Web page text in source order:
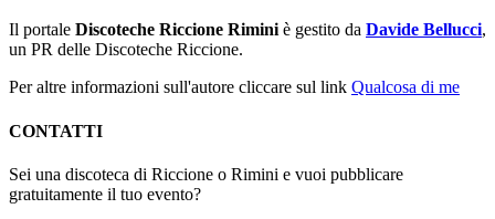
Il portale Discoteche Riccione Rimini è gestito da Davide Bellucci,
un PR delle Discoteche Riccione.
Per altre informazioni sull'autore cliccare sul link Qualcosa di me
CONTATTI
Sei una discoteca di Riccione o Rimini e vuoi pubblicare
gratuitamente il tuo evento?